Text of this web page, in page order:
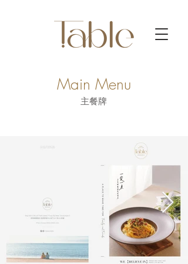
Main Menu
主餐牌